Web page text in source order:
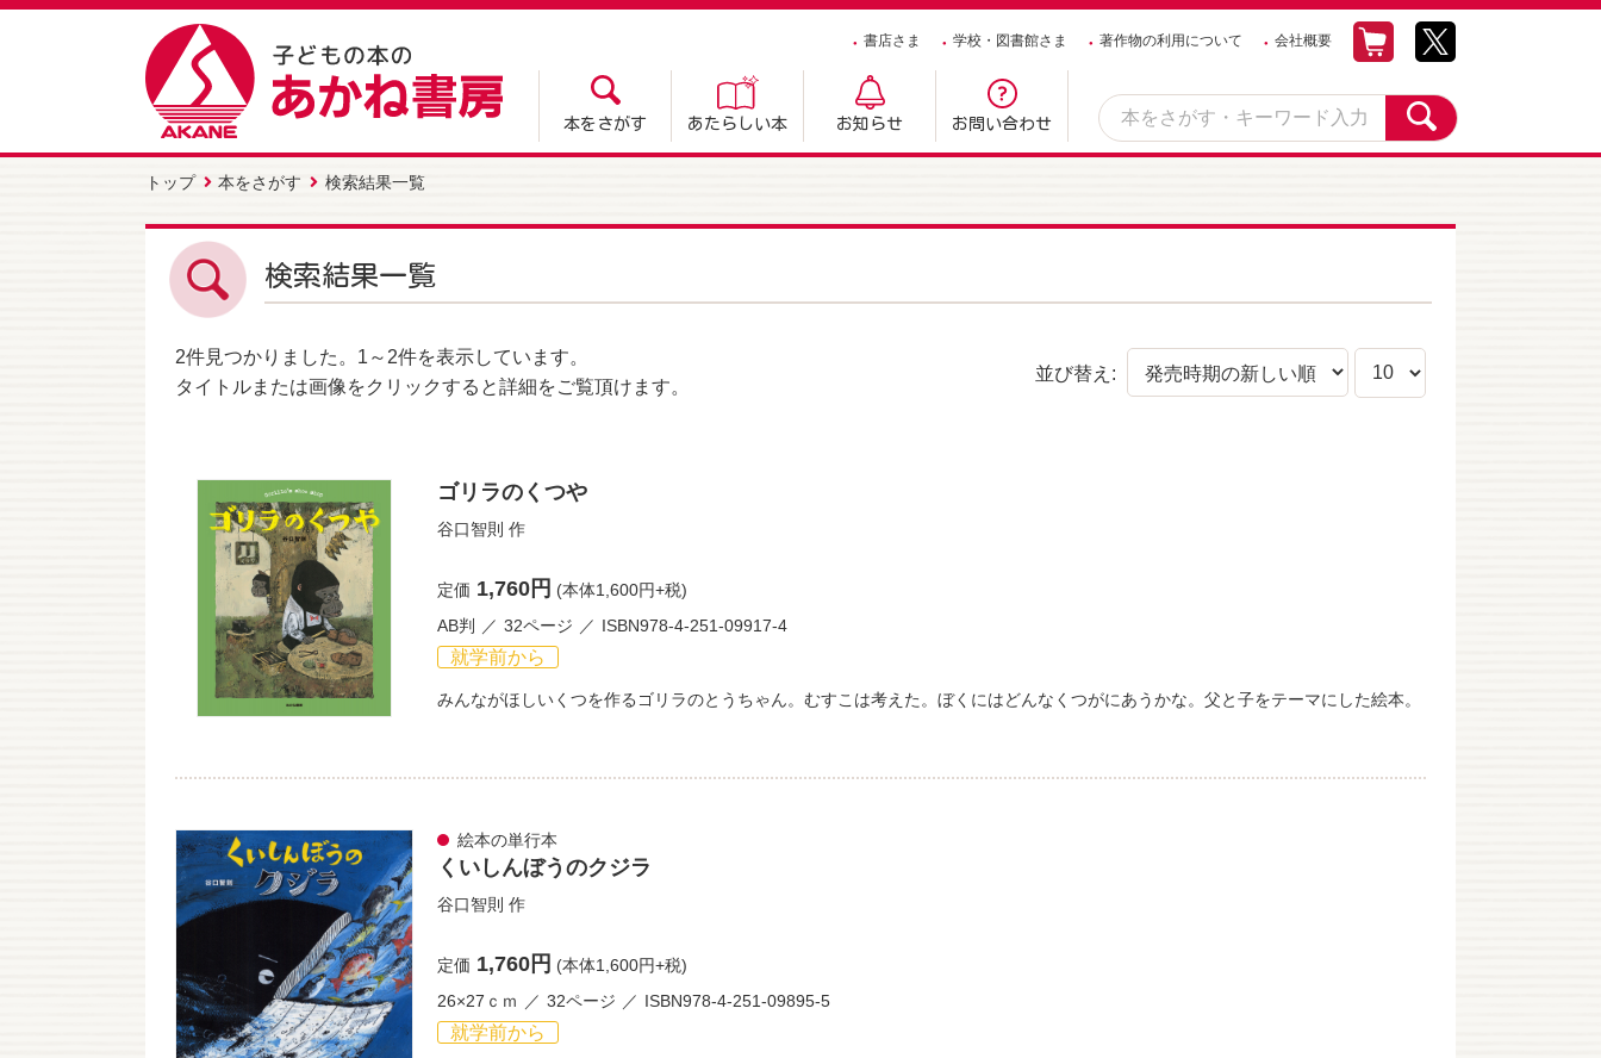
書店さま 学校・図書館さま 著作物の利用について 会社概要
本をさがす あたらしい本 お知らせ お問い合わせ
トップ 本をさがす 検索結果一覧
検索結果一覧
2件見つかりました。 1～2件を表示しています。
タイトルまたは画像をクリックすると詳細をご覧頂けます。
並び替え:
ゴリラのくつや
谷口智則 作
定価 1,760円 (本体1,600円+税)
AB判
32ページ ISBN978-4-251-09917-4
就学前から
みんながほしいくつを作るゴリラのとうちゃん。むすこは考えた。ぼくにはどんなくつがにあうかな。父と子をテーマにした絵本。
絵本の単行本
くいしんぼうのクジラ
谷口智則 作
定価 1,760円 (本体1,600円+税)
26×27ｃｍ
32ページ ISBN978-4-251-09895-5
就学前から